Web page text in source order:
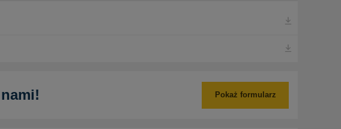
Pokaż formularz